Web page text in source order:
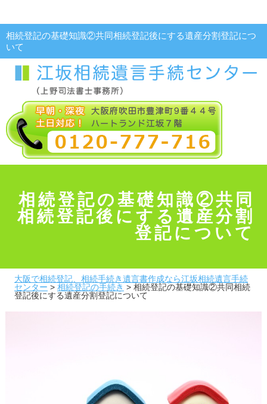
相続登記の基礎知識②共同相続登記後にする遺産分割登記につ
いて
相続登記の基礎知識②共同
相続登記後にする遺産分割
登記について
大阪で相続登記、相続手続き遺言書作成なら江坂相続遺言手続
センター > 相続登記の手続き > 相続登記の基礎知識②共同相続
登記後にする遺産分割登記について